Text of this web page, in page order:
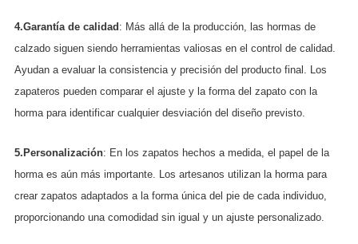
4.Garantía de calidad : Más allá de la producción, las hormas de
calzado siguen siendo herramientas valiosas en el control de calidad.
Ayudan a evaluar la consistencia y precisión del producto final. Los
zapateros pueden comparar el ajuste y la forma del zapato con la
horma para identificar cualquier desviación del diseño previsto.
5.Personalización: En los zapatos hechos a medida, el papel de la
horma es aún más importante. Los artesanos utilizan la horma para
crear zapatos adaptados a la forma única del pie de cada individuo,
proporcionando una comodidad sin igual y un ajuste personalizado.